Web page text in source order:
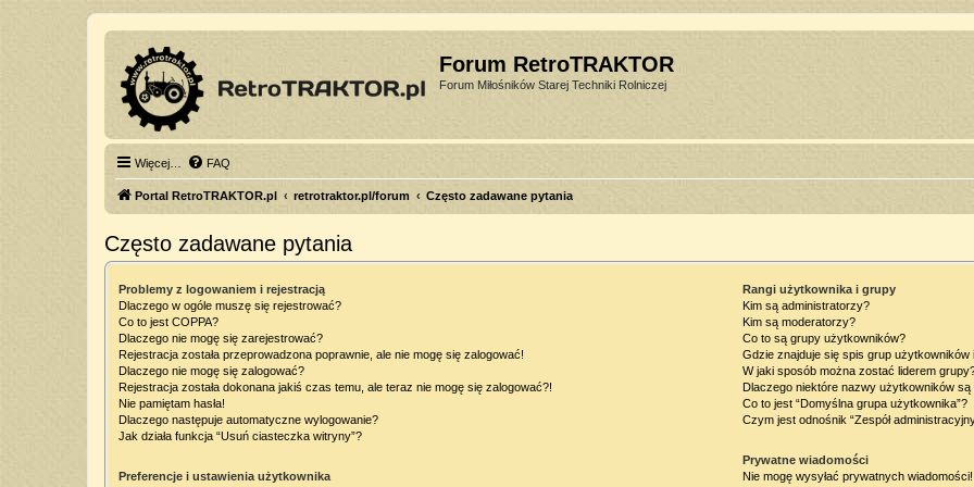
Forum RetroTRAKTOR
Forum Miłośników Starej Techniki Rolniczej
Więcej… FAQ
Portal RetroTRAKTOR.pl retrotraktor.pl/forum Często zadawane pytania
Często zadawane pytania
Problemy z logowaniem i rejestracją
Dlaczego w ogóle muszę się rejestrować?
Co to jest COPPA?
Dlaczego nie mogę się zarejestrować?
Rejestracja została przeprowadzona poprawnie, ale nie mogę się zalogować!
Dlaczego nie mogę się zalogować?
Rejestracja została dokonana jakiś czas temu, ale teraz nie mogę się zalogować?!
Nie pamiętam hasła!
Dlaczego następuje automatyczne wylogowanie?
Jak działa funkcja “Usuń ciasteczka witryny”?
Preferencje i ustawienia użytkownika
Rangi użytkownika i grupy
Kim są administratorzy?
Kim są moderatorzy?
Co to są grupy użytkowników?
Gdzie znajduje się spis grup użytkowników
W jaki sposób można zostać liderem
Dlaczego niektóre nazwy użytkowników
Co to jest “Domyślna grupa użytkownika”?
Czym jest odnośnik “Zespół
Prywatne wiadomości
Nie mogę wysyłać prywatnych wiadomości!